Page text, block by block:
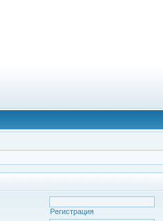
Регистрация